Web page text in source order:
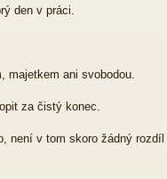
den v práci.
majetkem ani svobodou.
za čistý konec.
není v tom skoro žádný rozdíl